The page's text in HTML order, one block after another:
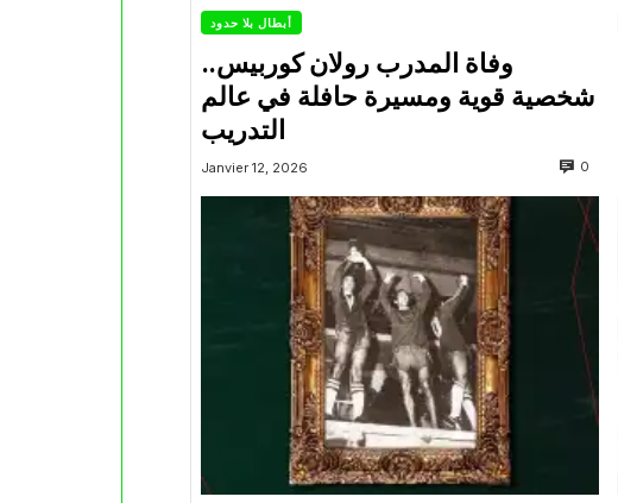
أبطال بلا حدود
وفاة المدرب رولان كوربيس..
شخصية قوية ومسيرة حافلة في عالم
التدريب
Janvier 12, 2026 0